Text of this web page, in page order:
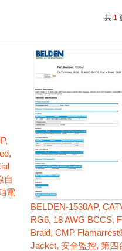
共 1
自
電
BELDEN-1530AP,
RG6, 18 AWG BCCS,
Braid, CMP
Jacket, 安全監控, 第四